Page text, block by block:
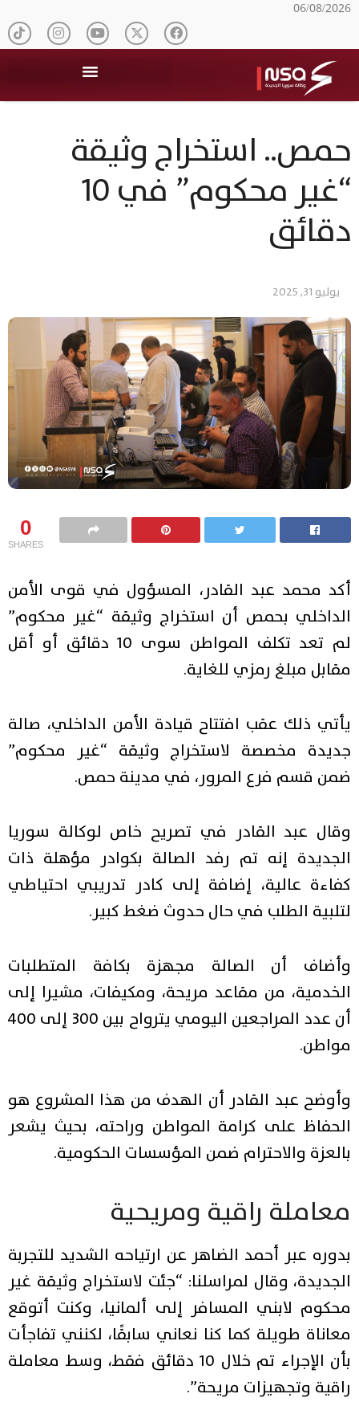
06/08/2026
حمص.. استخراج وثيقة
“غير محكوم” في 10
دقائق
يوليو 31, 2025
0
SHARES
أكد محمد عبد القادر، المسؤول في قوى الأمن
الداخلي بحمص أن استخراج وثيقة “غير محكوم”
لم تعد تكلف المواطن سوى 10 دقائق أو أقل
مقابل مبلغ رمزي للغاية.
يأتي ذلك عقب افتتاح قيادة الأمن الداخلي، صالة
جديدة مخصصة لاستخراج وثيقة “غير محكوم”
ضمن قسم فرع المرور، في مدينة حمص.
وقال عبد القادر في تصريح خاص لوكالة سوريا
الجديدة إنه تم رفد الصالة بكوادر مؤهلة ذات
كفاءة عالية، إضافة إلى كادر تدريبي احتياطي
لتلبية الطلب في حال حدوث ضغط كبير.
وأضاف أن الصالة مجهزة بكافة المتطلبات
الخدمية، من مقاعد مريحة، ومكيفات، مشيرا إلى
أن عدد المراجعين اليومي يترواح بين 300 إلى 400
مواطن.
وأوضح عبد القادر أن الهدف من هذا المشروع هو
الحفاظ على كرامة المواطن وراحته، بحيث يشعر
بالعزة والاحترام ضمن المؤسسات الحكومية.
معاملة راقية ومريحية
بدوره عبر أحمد الضاهر عن ارتياحه الشديد للتجربة
الجديدة، وقال لمراسلنا: “جئت لاستخراج وثيقة غير
محكوم لابني المسافر إلى ألمانيا، وكنت أتوقع
معاناة طويلة كما كنا نعاني سابقًا، لكنني تفاجأت
بأن الإجراء تم خلال 10 دقائق فقط، وسط معاملة
راقية وتجهيزات مريحة”.